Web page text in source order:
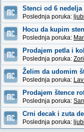
Stenci od 6
Poslednja poruka:
Hocu da kupim
Poslednja poruka:
Prodajem petla i
Poslednja poruka:
Želim da udomim
Poslednja poruka:
Prodajem štence
Poslednja poruka:
Crni decak i zuta
Poslednja poruka: